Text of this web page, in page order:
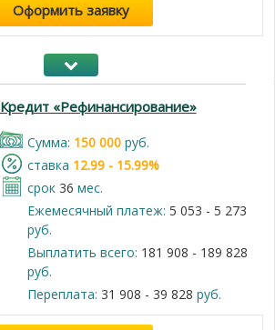
Оформить заявку
Кредит «Рефинансирование»
Cумма: 150 000руб.
cтавка 12.99 - 15.99%
срок 36 мес.
Ежемесячный платеж: 5 053 - 5 273
руб.
Выплатить всего: 181 908 - 189 828
руб.
Переплата: 31 908 - 39 828 руб.